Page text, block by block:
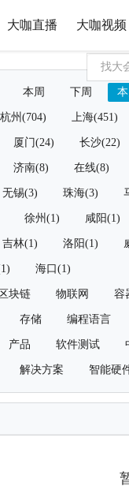
大咖直播 大咖视频
本周 下周
杭州(704) 上海(451)
厦门(24) 长沙(22)
济南(8) 在线(8)
无锡(3) 珠海(3)
徐州(1) 咸阳(1)
吉林(1) 洛阳(1)
海口(1)
区块链 物联网 容
存储 编程语言
产品 软件测试
解决方案 智能硬